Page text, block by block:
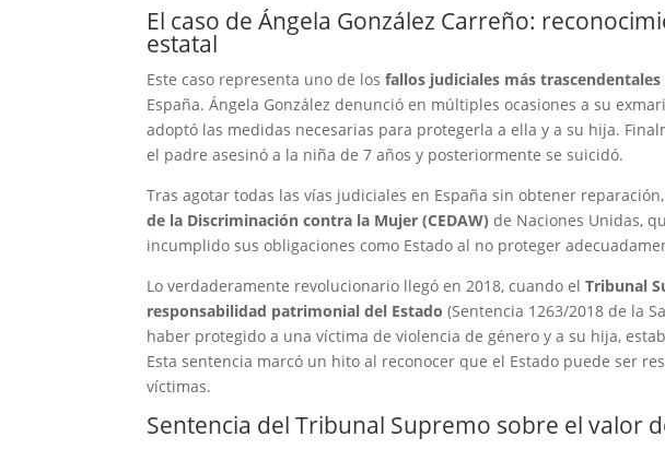
El caso de Ángela González Carreño:
estatal
Este caso representa uno de losfallos judiciales más
España. Ángela González denunció en múltiples ocasiones a su
adoptó las medidas necesarias para protegerla a ella y a su hija.
el padre asesinó a la niña de 7 años y posteriormente se suicidó.
Tras agotar todas las vías judiciales en España sin obtener
de la Discriminación contra la Mujer (CEDAW) de Naciones Unidas,
incumplido sus obligaciones como Estado al no proteger
Lo verdaderamente revolucionario llegó en 2018, cuando elTribunal
responsabilidad patrimonial del Estado (Sentencia 1263/2018 de la
haber protegido a una víctima de violencia de género y a su hija,
Esta sentencia marcó un hito al reconocer que el Estado puede ser
víctimas.
Sentencia del Tribunal Supremo sobre el valor